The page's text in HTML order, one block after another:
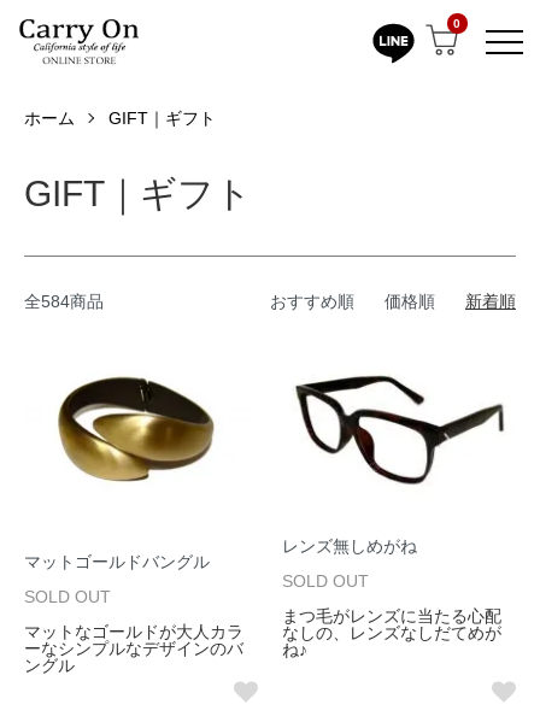
0
ホーム GIFT｜ギフト
GIFT｜ギフト
全584商品 おすすめ順 価格順 新着順
マットゴールドバングル
SOLD OUT
マットなゴールドが大人カラ
ーなシンプルなデザインのバ
ングル
レンズ無しめがね
SOLD OUT
まつ毛がレンズに当たる心配
なしの、レンズなしだてめが
ね♪